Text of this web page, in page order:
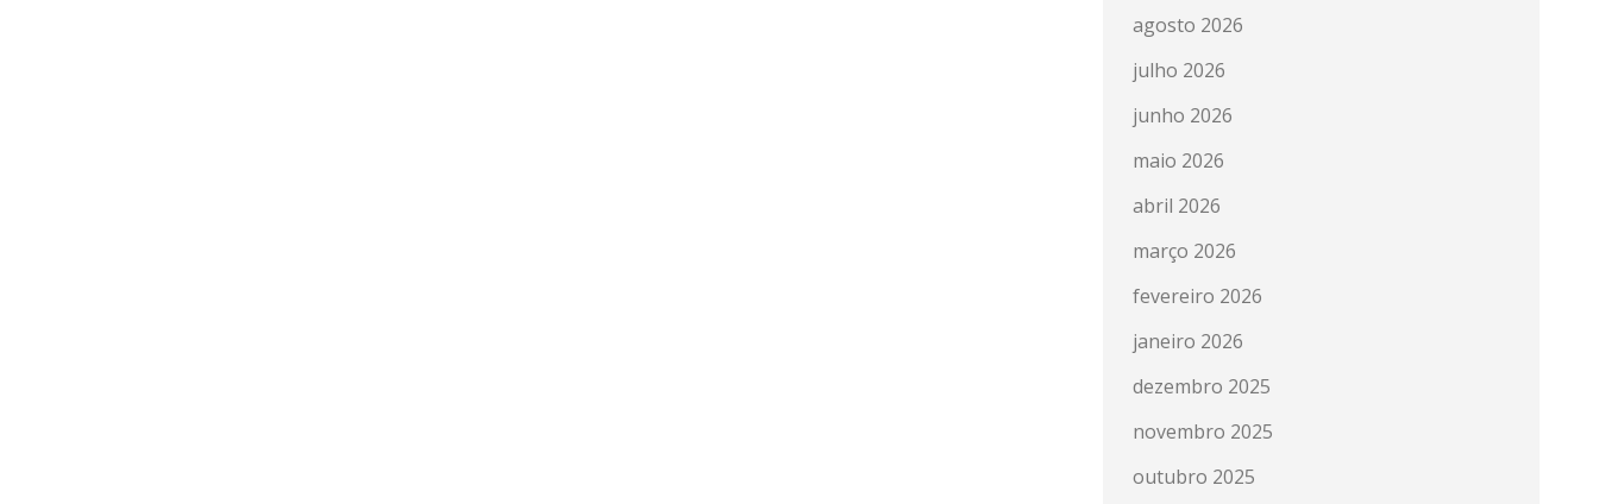
agosto 2026
julho 2026
junho 2026
maio 2026
abril 2026
março 2026
fevereiro 2026
janeiro 2026
dezembro 2025
novembro 2025
outubro 2025